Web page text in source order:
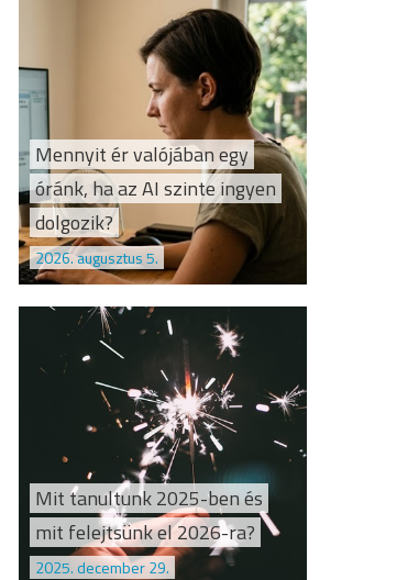
Mennyit ér valójában egy
óránk, ha az AI szinte ingyen
dolgozik?
2026. augusztus 5.
Mit tanultunk 2025-ben és
mit felejtsünk el 2026-ra?
2025. december 29.